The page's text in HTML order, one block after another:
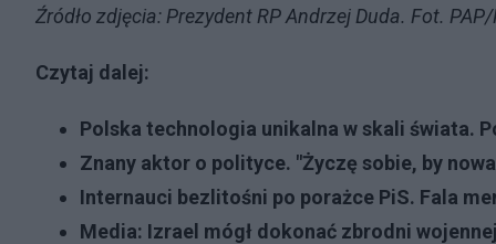
Źródło zdjęcia: Prezydent RP Andrzej Duda. Fot.
Czytaj dalej:
Polska technologia unikalna w skali świata.
Znany aktor o polityce. "Życzę sobie, by
Internauci bezlitośni po porażce PiS. Fala
Media: Izrael mógł dokonać zbrodni